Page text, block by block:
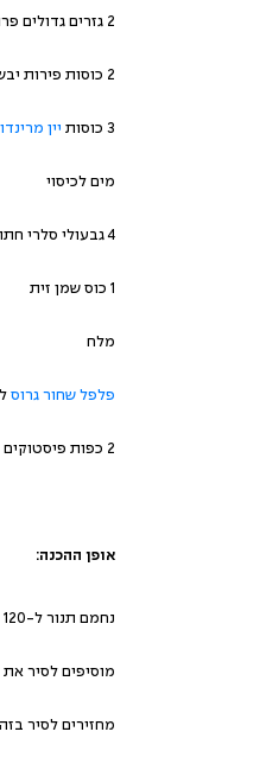
2 גזרים גדולים פרוסים
2 כוסות פירות יבשים אורגניים (תאנים, שזיפים, משמשים שאפשר לחצות)
3 כוסות יין מרינדו
מים לכיסוי
4 גבעולי סלרי חתוכים גס
1 כוס שמן זית
מלח
פלפל שחור גרוס
2 כפות פיסטוקים קלויים במחבת כ-2 דקות
אופן ההכנה:
נחמם תנור ל-120 מעלות בסיר שמתאים גם לתנור, סוגרים את הבשר מכל צדדיו עם שמן זית עד לקבלת צבע שחום ומניחים בצד.
מוסיפים לסיר
מחזירים לסיר